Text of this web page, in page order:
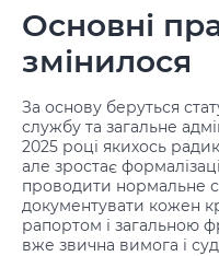
Основні
змінилося
За основу беруться
службу та загальне
2025 році якихось
але зростає
проводити нормальне
документувати кожен
рапортом і загальною
вже звична вимога і